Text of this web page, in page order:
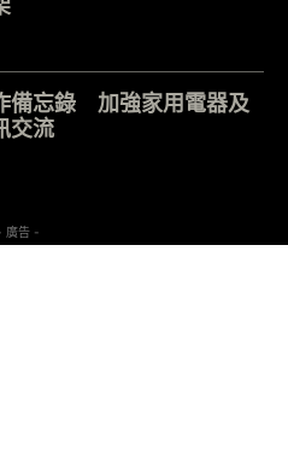
備忘錄 加強家用電器及
交流
廣告 -